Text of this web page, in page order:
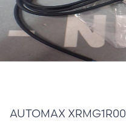
AUTOMAX XRMG1R00